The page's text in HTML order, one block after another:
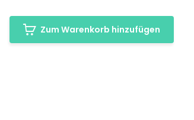
Zum Warenkorb hinzufügen